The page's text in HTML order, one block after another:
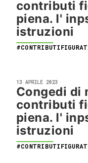
contributi
piena. l'
istruzioni
13 APRILE 2023
Congedi di
contributi
piena. l'
istruzioni